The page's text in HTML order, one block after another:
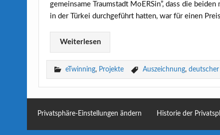
gemeinsame Traumstadt MoERSin”, dass die
in der Türkei durchgeführt hatten, war für einen
Weiterlesen
eTwinning, Projekte Auszeichnung, deutscher
Privatsphäre-Einstellungen ändern Historie der